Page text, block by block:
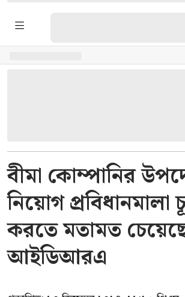
বীমা কোম্পানির
নিয়োগ প্রবিধানমালা
করতে মতামত
আইডিআরএ